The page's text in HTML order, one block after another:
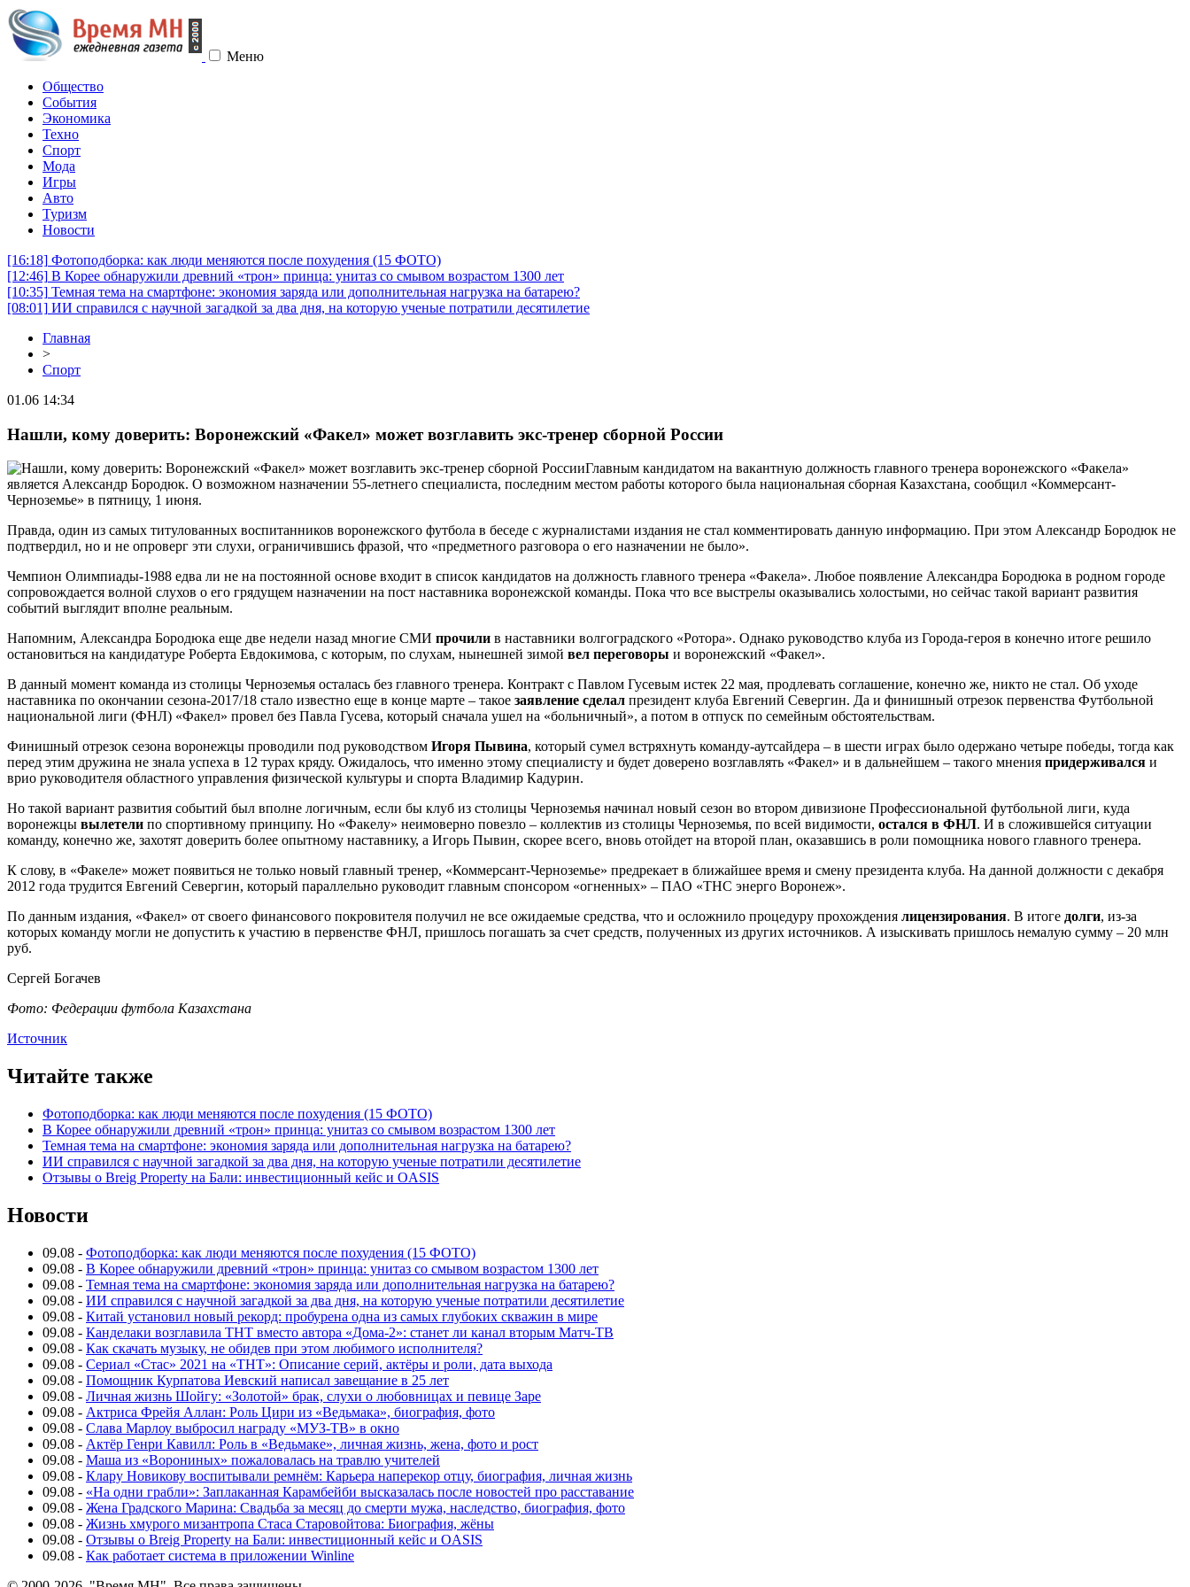
Меню
Общество
События
Экономика
Техно
Спорт
Мода
Игры
Авто
Туризм
Новости
[16:18] Фотоподборка: как люди меняются после похудения (15 ФОТО)
[12:46] В Корее обнаружили древний «трон» принца: унитаз со смывом возрастом 1300 лет
[10:35] Темная тема на смартфоне: экономия заряда или дополнительная нагрузка на батарею?
[08:01] ИИ справился с научной загадкой за два дня, на которую ученые потратили десятилетие
Главная
>
Спорт
01.06 14:34
Нашли, кому доверить: Воронежский «Факел» может возглавить экс-тренер сборной России
Главным кандидатом на вакантную должность главного тренера воронежского «Факела»
является Александр Бородюк. О возможном назначении 55-летнего специалиста, последним местом работы которого была национальная сборная Казахстана, сообщил «Коммерсант-
Черноземье» в пятницу, 1 июня.
Правда, один из самых титулованных воспитанников воронежского футбола в беседе с журналистами издания не стал комментировать данную информацию. При этом Александр Бородюк не
подтвердил, но и не опроверг эти слухи, ограничившись фразой, что «предметного разговора о его назначении не было».
Чемпион Олимпиады-1988 едва ли не на постоянной основе входит в список кандидатов на должность главного тренера «Факела». Любое появление Александра Бородюка в родном городе
сопровождается волной слухов о его грядущем назначении на пост наставника воронежской команды. Пока что все выстрелы оказывались холостыми, но сейчас такой вариант развития
событий выглядит вполне реальным.
Напомним, Александра Бородюка еще две недели назад многие СМИ прочили в наставники волгоградского «Ротора». Однако руководство клуба из Города-героя в конечно итоге решило
остановиться на кандидатуре Роберта Евдокимова, с которым, по слухам, нынешней зимой вел переговоры и воронежский «Факел».
В данный момент команда из столицы Черноземья осталась без главного тренера. Контракт с Павлом Гусевым истек 22 мая, продлевать соглашение, конечно же, никто не стал. Об уходе
наставника по окончании сезона-2017/18 стало известно еще в конце марте – такое заявление сделал президент клуба Евгений Севергин. Да и финишный отрезок первенства Футбольной
национальной лиги (ФНЛ) «Факел» провел без Павла Гусева, который сначала ушел на «больничный», а потом в отпуск по семейным обстоятельствам.
Финишный отрезок сезона воронежцы проводили под руководством Игоря Пывина, который сумел встряхнуть команду-аутсайдера – в шести играх было одержано четыре победы, тогда как
перед этим дружина не знала успеха в 12 турах кряду. Ожидалось, что именно этому специалисту и будет доверено возглавлять «Факел» и в дальнейшем – такого мнения придерживался и
врио руководителя областного управления физической культуры и спорта Владимир Кадурин.
Но такой вариант развития событий был вполне логичным, если бы клуб из столицы Черноземья начинал новый сезон во втором дивизионе Профессиональной футбольной лиги, куда
воронежцы вылетели по спортивному принципу. Но «Факелу» неимоверно повезло – коллектив из столицы Черноземья, по всей видимости, остался в ФНЛ. И в сложившейся ситуации
команду, конечно же, захотят доверить более опытному наставнику, а Игорь Пывин, скорее всего, вновь отойдет на второй план, оказавшись в роли помощника нового главного тренера.
К слову, в «Факеле» может появиться не только новый главный тренер, «Коммерсант-Черноземье» предрекает в ближайшее время и смену президента клуба. На данной должности с декабря
2012 года трудится Евгений Севергин, который параллельно руководит главным спонсором «огненных» – ПАО «ТНС энерго Воронеж».
По данным издания, «Факел» от своего финансового покровителя получил не все ожидаемые средства, что и осложнило процедуру прохождения лицензирования. В итоге долги, из-за
которых команду могли не допустить к участию в первенстве ФНЛ, пришлось погашать за счет средств, полученных из других источников. А изыскивать пришлось немалую сумму – 20 млн
руб.
Сергей Богачев
Фото: Федерации футбола Казахстана
Источник
Читайте также
Фотоподборка: как люди меняются после похудения (15 ФОТО)
В Корее обнаружили древний «трон» принца: унитаз со смывом возрастом 1300 лет
Темная тема на смартфоне: экономия заряда или дополнительная нагрузка на батарею?
ИИ справился с научной загадкой за два дня, на которую ученые потратили десятилетие
Отзывы о Breig Property на Бали: инвестиционный кейс и OASIS
Новости
09.08 - Фотоподборка: как люди меняются после похудения (15 ФОТО)
09.08 - В Корее обнаружили древний «трон» принца: унитаз со смывом возрастом 1300 лет
09.08 - Темная тема на смартфоне: экономия заряда или дополнительная нагрузка на батарею?
09.08 - ИИ справился с научной загадкой за два дня, на которую ученые потратили десятилетие
09.08 - Китай установил новый рекорд: пробурена одна из самых глубоких скважин в мире
09.08 - Канделаки возглавила ТНТ вместо автора «Дома-2»: станет ли канал вторым Матч-ТВ
09.08 - Как скачать музыку, не обидев при этом любимого исполнителя?
09.08 - Сериал «Стас» 2021 на «ТНТ»: Описание серий, актёры и роли, дата выхода
09.08 - Помощник Курпатова Иевский написал завещание в 25 лет
09.08 - Личная жизнь Шойгу: «Золотой» брак, слухи о любовницах и певице Заре
09.08 - Актриса Фрейя Аллан: Роль Цири из «Ведьмака», биография, фото
09.08 - Слава Марлоу выбросил награду «МУЗ-ТВ» в окно
09.08 - Актёр Генри Кавилл: Роль в «Ведьмаке», личная жизнь, жена, фото и рост
09.08 - Маша из «Ворониных» пожаловалась на травлю учителей
09.08 - Клару Новикову воспитывали ремнём: Карьера наперекор отцу, биография, личная жизнь
09.08 - «На одни грабли»: Заплаканная Карамбейби высказалась после новостей про расставание
09.08 - Жена Градского Марина: Свадьба за месяц до смерти мужа, наследство, биография, фото
09.08 - Жизнь хмурого мизантропа Стаса Старовойтова: Биография, жёны
09.08 - Отзывы о Breig Property на Бали: инвестиционный кейс и OASIS
09.08 - Как работает система в приложении Winline